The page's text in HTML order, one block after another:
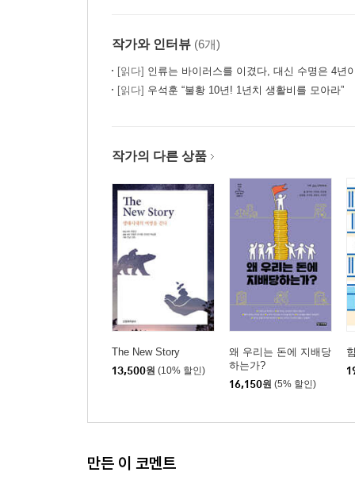
껍데기에 미쳐버린 공화국이여
개헌과 FTA, 그리고 국민투표
한미 FTA, 국민투표를 활용하라
승자독식 사회와 똘레랑스의 주검
작전명: 5267, 676, 5266
‘방과후 학교’, ‘방과후 옥상’ 되다
6헥타르 정책만은 취소하라
저 가짜 아버지에게 짱돌을!
발문_‘명랑’ 좌파에게 건네는 전언｜정성일(영화평
작가와 인터뷰 (6개)
[읽다] 인류는 바이러스를 이겼다, 대신 수명은 4년
[읽다] 우석훈 “불황 10년! 1년치 생활비를 모아라”
작가의 다른 상품
The New Story
13,500원 (10% 할인)
왜 우리는 돈에 지배당
하는가?
16,150원 (5% 할인)
만든 이 코멘트